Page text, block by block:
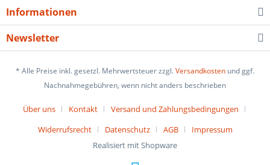
Informationen
Newsletter
* Alle Preise inkl. gesetzl. Mehrwertsteuer zzgl.Versandkosten und ggf.
Nachnahmegebühren, wenn nicht anders beschrieben
Über uns Kontakt
Versand und Zahlungsbedingungen
Widerrufsrecht
Datenschutz AGB
Impressum
Realisiert mit Shopware